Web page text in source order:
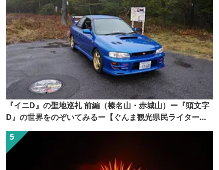
『イニD』の聖地巡礼 前編（榛名山・赤城山）ー『頭文字
D』の世界をのぞいてみるー【ぐんま観光県民ライター
（ぐん記者）】